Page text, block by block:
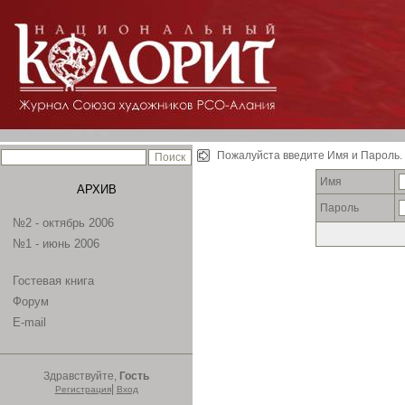
АРХИВ
№2 - октябрь 2006
№1 - июнь 2006
Гостевая книга
Форум
E-mail
Здравствуйте, Гость
Регистрация| Вход
Пожалуйста введите Имя и Пароль.
Имя
Пароль